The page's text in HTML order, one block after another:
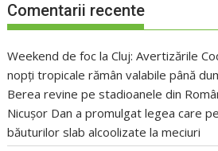
Comentarii recente
Weekend de foc la Cluj: Avertizările
nopți tropicale rămân valabile până
Berea revine pe stadioanele din
Nicușor Dan a promulgat legea care
băuturilor slab alcoolizate la meciuri